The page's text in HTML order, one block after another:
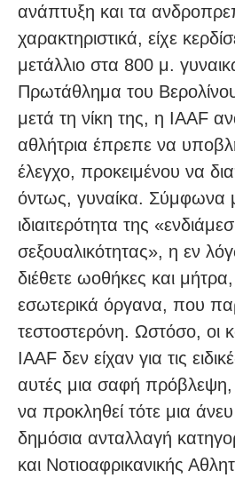
ανάπτυξη και τα
χαρακτηριστικά, είχε
μετάλλιο στα 800 μ.
Πρωτάθλημα του
μετά τη νίκη της, η IAAF
αθλήτρια έπρεπε να
έλεγχο, προκειμένου να
όντως, γυναίκα. Σύμφωνα
ιδιαιτερότητα της
σεξουαλικότητας», η εν
διέθετε ωοθήκες και
εσωτερικά όργανα, που
τεστοστερόνη. Ωστόσο, οι
IAAF δεν είχαν για τις
αυτές μια σαφή
να προκληθεί τότε μια
δημόσια ανταλλαγή
και Νοτιοαφρικανικής